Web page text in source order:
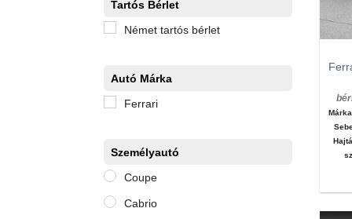
Tartós Bérlet
Német tartós bérlet
Autó Márka
Ferrari
Személyautó
Coupe
Cabrio